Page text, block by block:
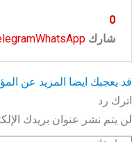
0
شارك WhatsApp
قد يعجبك ايضا المزيد عن
اترك رد
لن يتم نشر عنوان بريدك